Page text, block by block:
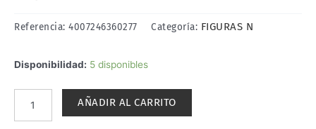
Referencia: 4007246360277 Categoría: FIGURAS N
Disponibilidad: 5 disponibles
PERSONAL
AÑADIR AL CARRITO